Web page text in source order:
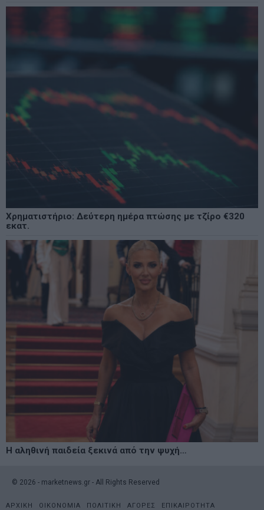
Χρηματιστήριο: Δεύτερη ημέρα πτώσης με τζίρο €320
εκατ.
Η αληθινή παιδεία ξεκινά από την ψυχή…
© 2026 - marketnews.gr - All Rights Reserved
ΑΡΧΙΚΗ ΟΙΚΟΝΟΜΙΑ ΠΟΛΙΤΙΚΗ ΑΓΟΡΕΣ
ΕΠΙΚΑΙΡΟΤΗΤΑ